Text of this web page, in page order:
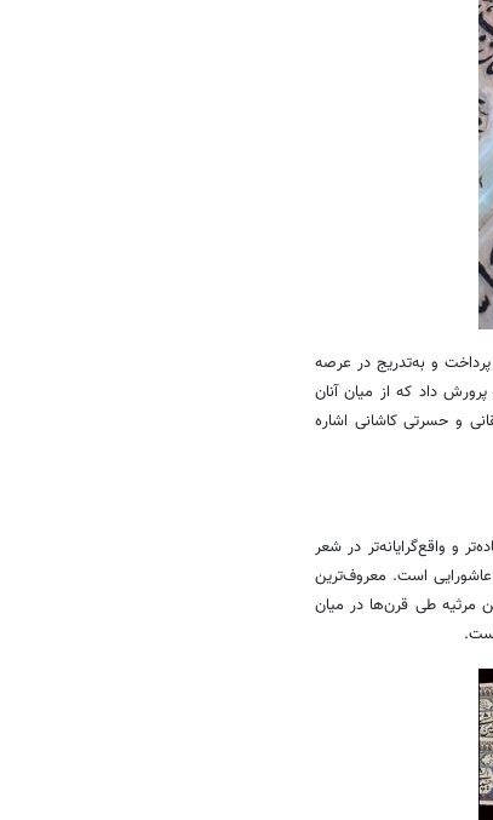
و به‌تدریج در عرصه
داد که از میان آنان
و حسرتی کاشانی اشاره
و واقع‌گرایانه‌تر در شعر
عاشورایی است. معروف‌ترین
مرثیه طی قرن‌ها در میان